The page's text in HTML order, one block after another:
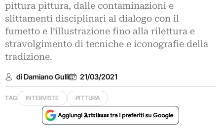
pittura pittura, dalle contaminazioni e
slittamenti disciplinari al dialogo con il
fumetto e l’illustrazione fino alla rilettura e
stravolgimento di tecniche e iconografie della
tradizione.
di Damiano Gullì 21/03/2021
TAG INTERVISTE PITTURA